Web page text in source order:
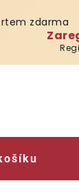
zdarma